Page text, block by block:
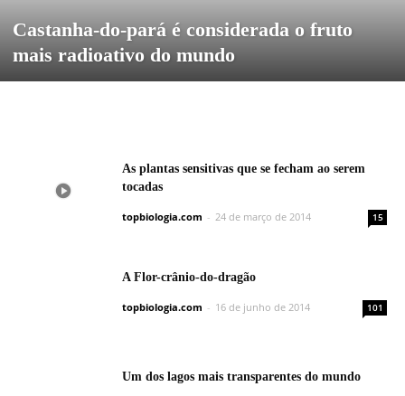
Castanha-do-pará é considerada o fruto
mais radioativo do mundo
As plantas sensitivas que se fecham ao serem
tocadas
topbiologia.com - 24 de março de 2014 15
A Flor-crânio-do-dragão
topbiologia.com - 16 de junho de 2014 101
Um dos lagos mais transparentes do mundo